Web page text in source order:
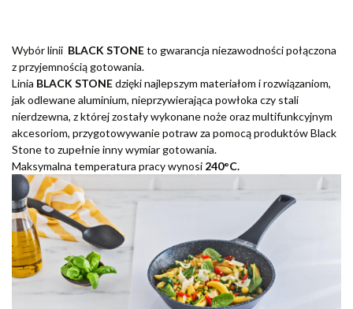
Wybór linii BLACK STONEto gwarancja niezawodności połączona
z przyjemnością gotowania.
Linia BLACK STONEdzięki najlepszym materiałom i rozwiązaniom,
jak odlewane aluminium, nieprzywierająca powłoka czy stali
nierdzewna, z której zostały wykonane noże oraz multifunkcyjnym
akcesoriom, przygotowywanie potraw za pomocą produktów Black
Stone to zupełnie inny wymiar gotowania.
Maksymalna temperatura pracy wynosi 240°C.